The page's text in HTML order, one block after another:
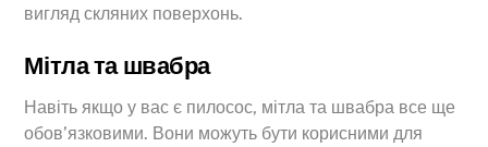
вигляд скляних поверхонь.
Мітла та швабра
Навіть якщо у вас є пилосос, мітла та швабра все ще
обов’язковими. Вони можуть бути корисними для